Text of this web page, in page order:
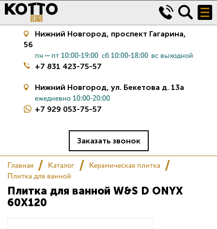
Керамическая плитка
Салон
Сертификаты
Нижний Новгород, проспект Гагарина,
56
пн—пт 10:00-19:00 сб 10:00-18:00 вс выходной
+7 831 423-75-57
Нижний Новгород, ул. Бекетова д. 13а
ежедневно 10:00-20:00
+7 929 053-75-57
Заказать звонок
Главная Каталог
Керамическая плитка
Плитка для ванной
Плитка для ванной W&S D ONYX
60X120